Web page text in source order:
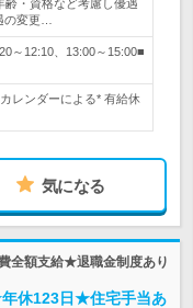
・資格など考慮し優遇
の変更…
～12:10、13:00～15:00■
レンダーによる* 有給休
気になる
全額支給★退職金制度あり
休123日★住宅手当あ